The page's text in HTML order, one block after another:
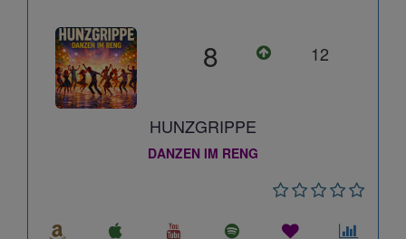
8 12
HUNZGRIPPE
DANZEN IM RENG